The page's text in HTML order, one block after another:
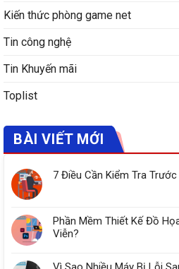
Kiến thức phòng game net
Tin công nghệ
Tin Khuyến mãi
Toplist
BÀI VIẾT MỚI
7 Điều Cần Kiểm Tra
Phần Mềm Thiết Kế Đồ
Viễn?